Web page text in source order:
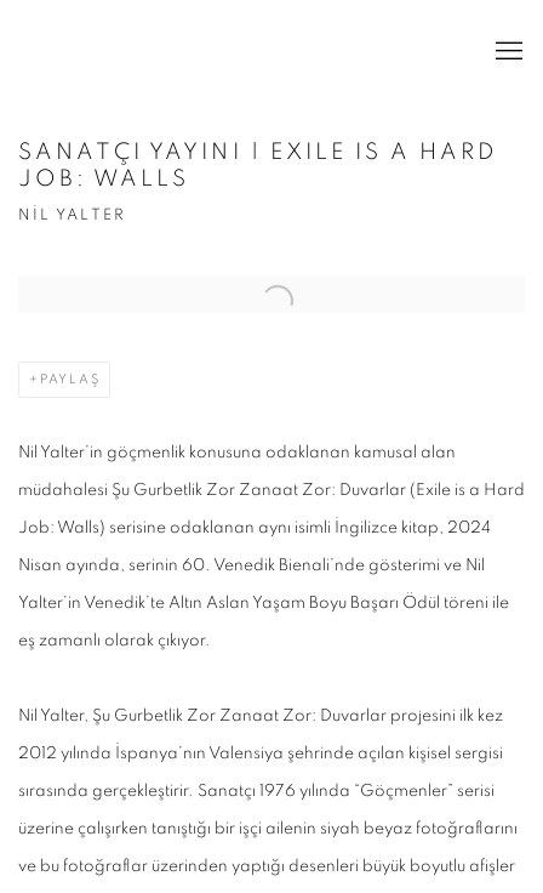
SANATÇI YAYINI | EXILE IS A HARD
JOB: WALLS
NIL YALTER
Open a larger version of the following image in a popup:
PAYLAŞ
Nil Yalter’in göçmenlik konusuna odaklanan kamusal alan
müdahalesi Şu Gurbetlik Zor Zanaat Zor: Duvarlar (Exile is a Hard
Job: Walls) serisine odaklanan aynı isimli İngilizce kitap, 2024
Nisan ayında, serinin 60. Venedik Bienali’nde gösterimi ve Nil
Yalter’in Venedik’te Altın Aslan Yaşam Boyu Başarı Ödül töreni ile
eş zamanlı olarak çıkıyor.
Nil Yalter, Şu Gurbetlik Zor Zanaat Zor: Duvarlar projesini ilk kez
2012 yılında İspanya’nın Valensiya şehrinde açılan kişisel sergisi
sırasında gerçekleştirir. Sanatçı 1976 yılında “Göçmenler” serisi
üzerine çalışırken tanıştığı bir işçi ailenin siyah beyaz fotoğraflarını
ve bu fotoğraflar üzerinden yaptığı desenleri büyük boyutlu afişler